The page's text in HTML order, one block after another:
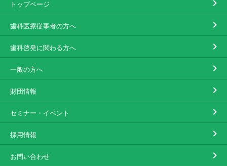
トップページ
歯科医療従事者の方へ
歯科啓発に関わる方へ
一般の方へ
財団情報
セミナー・イベント
採用情報
お問い合わせ